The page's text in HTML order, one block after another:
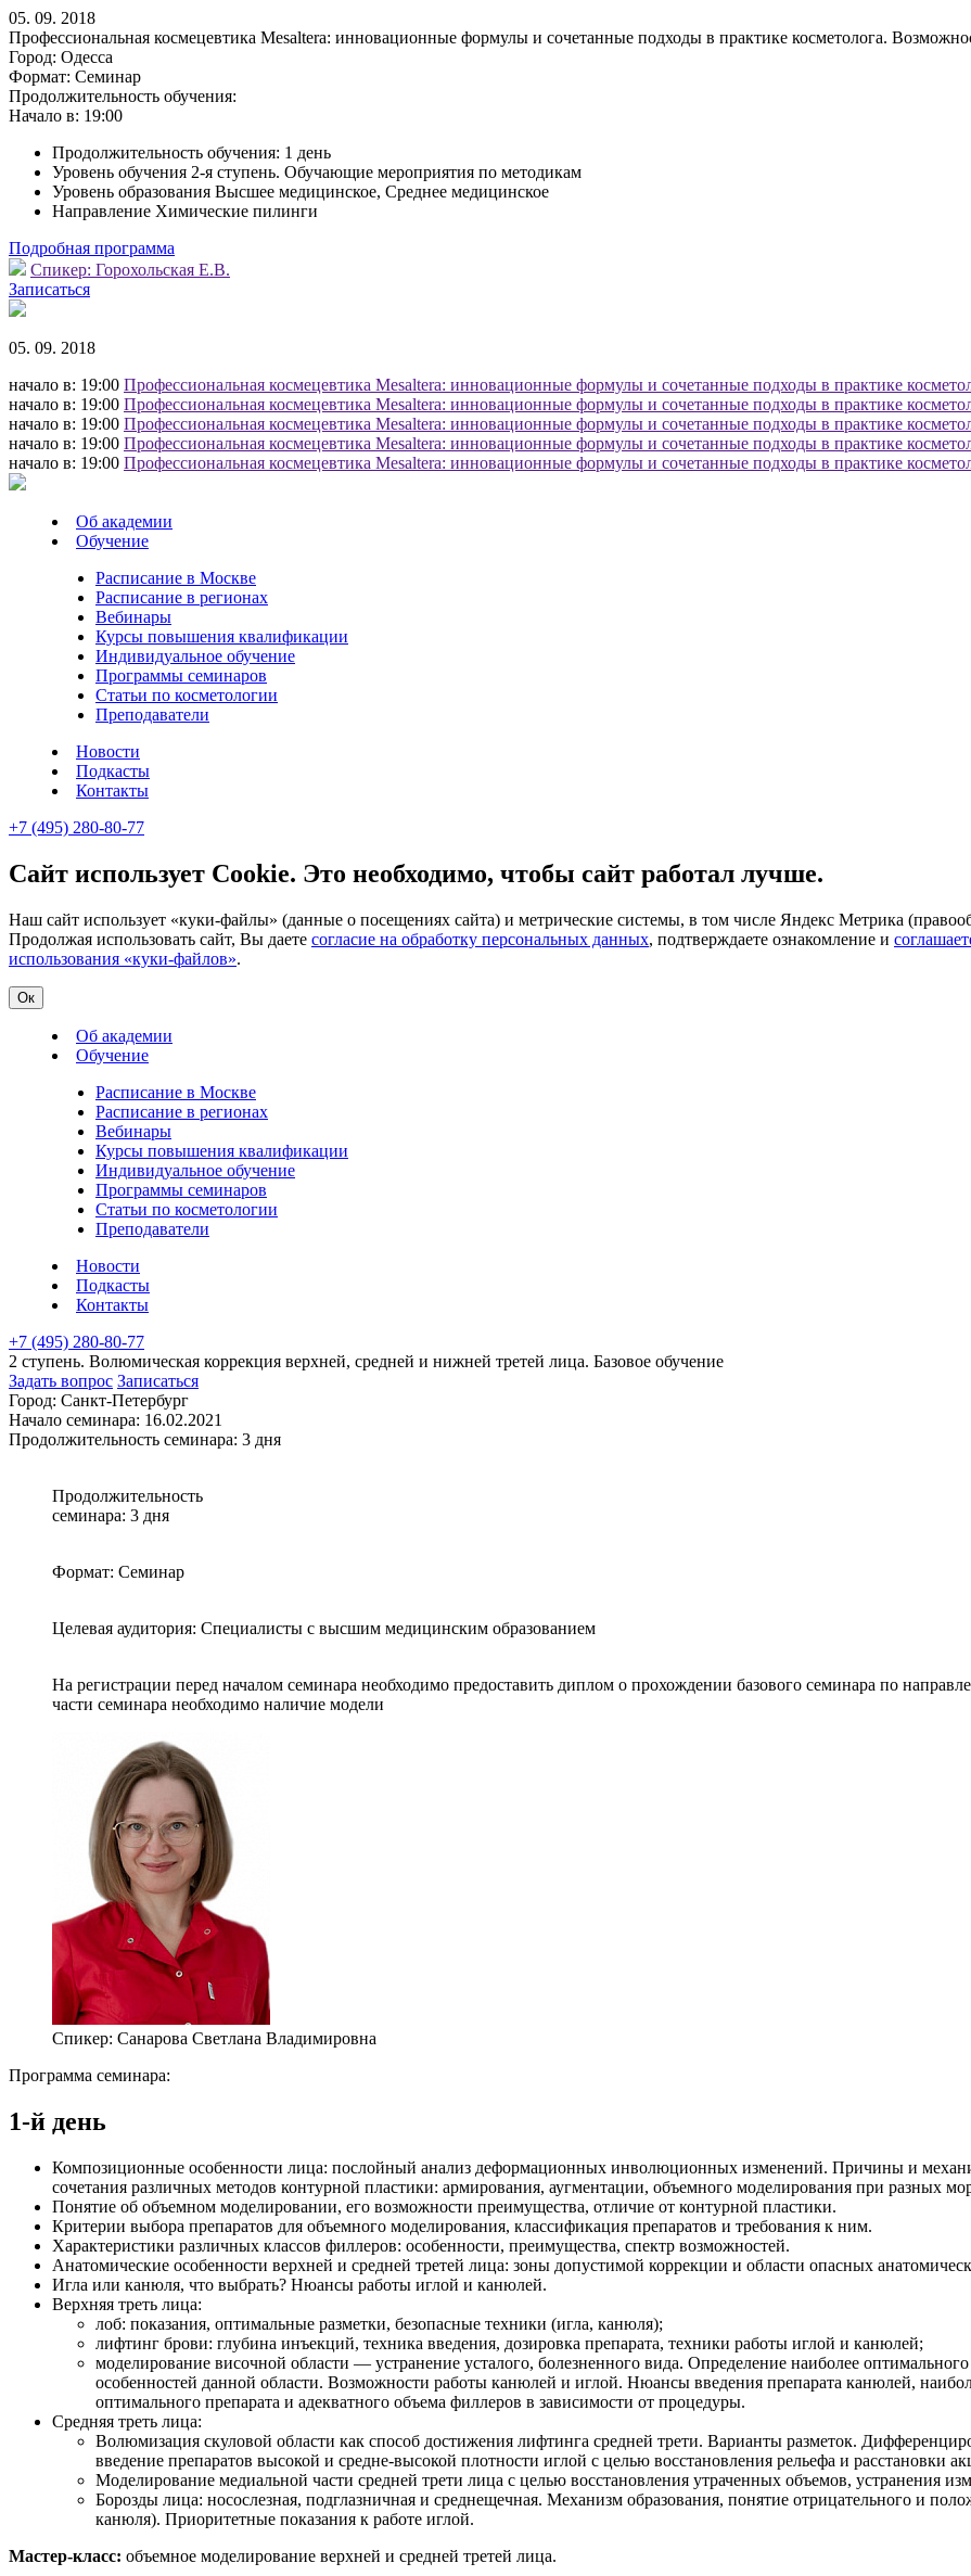
05. 09. 2018
Профессиональная космецевтика Mesaltera: инновационные формулы и сочетанные подходы в практике косметолога.
Город: Одесса
Формат: Семинар
Продолжительность обучения:
Начало в: 19:00
Продолжительность обучения: 1 день
Уровень обучения 2-я ступень. Обучающие мероприятия по методикам
Уровень образования Высшее медицинское, Среднее медицинское
Направление Химические пилинги
Подробная программа
Спикер: Горохольская Е.В.
Записаться
05. 09. 2018
начало в: 19:00 Профессиональная космецевтика Mesaltera: инновационные формулы и сочетанные подходы в практике
начало в: 19:00 Профессиональная космецевтика Mesaltera: инновационные формулы и сочетанные подходы в практике
начало в: 19:00 Профессиональная космецевтика Mesaltera: инновационные формулы и сочетанные подходы в практике
начало в: 19:00 Профессиональная космецевтика Mesaltera: инновационные формулы и сочетанные подходы в практике
начало в: 19:00 Профессиональная космецевтика Mesaltera: инновационные формулы и сочетанные подходы в практике
Об академии
Обучение
Расписание в Москве
Расписание в регионах
Вебинары
Курсы повышения квалификации
Индивидуальное обучение
Программы семинаров
Статьи по косметологии
Преподаватели
Новости
Подкасты
Контакты
+7 (495) 280-80-77
Сайт использует Cookie. Это необходимо, чтобы сайт работал лучше.
Наш сайт использует «куки-файлы» (данные о посещениях сайта) и метрические системы, в том числе Яндекс Метрика
Продолжая использовать сайт, Вы даете согласие на обработку персональных данных, подтверждаете ознакомление и
использования «куки-файлов».
Ок
Об академии
Обучение
Расписание в Москве
Расписание в регионах
Вебинары
Курсы повышения квалификации
Индивидуальное обучение
Программы семинаров
Статьи по косметологии
Преподаватели
Новости
Подкасты
Контакты
+7 (495) 280-80-77
2 ступень. Волюмическая коррекция верхней, средней и нижней третей лица. Базовое обучение
Задать вопрос Записаться
Город: Санкт-Петербург
Начало семинара: 16.02.2021
Продолжительность семинара: 3 дня
Продолжительность
семинара: 3 дня
Формат: Семинар
Целевая аудитория: Специалисты с высшим медицинским образованием
На регистрации перед началом семинара необходимо предоставить диплом о прохождении базового семинара по
части семинара необходимо наличие модели
Спикер: Санарова Светлана Владимировна
Программа семинара:
1-й день
Композиционные особенности лица: послойный анализ деформационных инволюционных изменений. Причины и
сочетания различных методов контурной пластики: армирования, аугментации, объемного моделирования при разных
Понятие об объемном моделировании, его возможности преимущества, отличие от контурной пластики.
Критерии выбора препаратов для объемного моделирования, классификация препаратов и требования к ним.
Характеристики различных классов филлеров: особенности, преимущества, спектр возможностей.
Анатомические особенности верхней и средней третей лица: зоны допустимой коррекции и области опасных
Игла или канюля, что выбрать? Нюансы работы иглой и канюлей.
Верхняя треть лица:
лоб: показания, оптимальные разметки, безопасные техники (игла, канюля);
лифтинг брови: глубина инъекций, техника введения, дозировка препарата, техники работы иглой и канюлей;
моделирование височной области — устранение усталого, болезненного вида. Определение наиболее
особенностей данной области. Возможности работы канюлей и иглой. Нюансы введения препарата канюлей,
оптимального препарата и адекватного объема филлеров в зависимости от процедуры.
Средняя треть лица:
Волюмизация скуловой области как способ достижения лифтинга средней трети. Варианты разметок.
введение препаратов высокой и средне-высокой плотности иглой с целью восстановления рельефа и расстановки
Моделирование медиальной части средней трети лица с целью восстановления утраченных объемов, устранения
Борозды лица: носослезная, подглазничная и среднещечная. Механизм образования, понятие отрицательного и
канюля). Приоритетные показания к работе иглой.
Мастер-класс: объемное моделирование верхней и средней третей лица.